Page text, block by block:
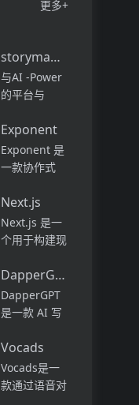
更多+
storymania ai story
与AI -Power
的平台与
进行工艺吸引
人的故事，旨
在协助各个级
干净，无广告
的环境中享受
无缝的编辑和
类型定制。在
创纪录...
Exponent
Exponent 是
一款协作式
理，旨在提升
软件开发的效
率与体验。它
境中工作，从
代码的探索到
部署，能够帮
助开发者自动
化复杂的编...
Next.js
Next.js 是一
个用于构建现
用程序的框
架。它提供了
许多功能和优
器渲染、静态
生成、热模块
替换等。
Next.js 的定
DapperGPT
DapperGPT
是一款 AI 写
助手，笔记与
插件工具。它
基于 OpenAI
Vocads
Vocads是一
款通过语音对